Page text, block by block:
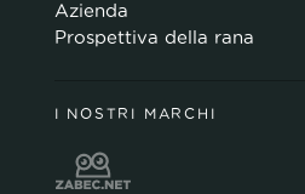
Azienda
Prospettiva della rana
I NOSTRI MARCHI